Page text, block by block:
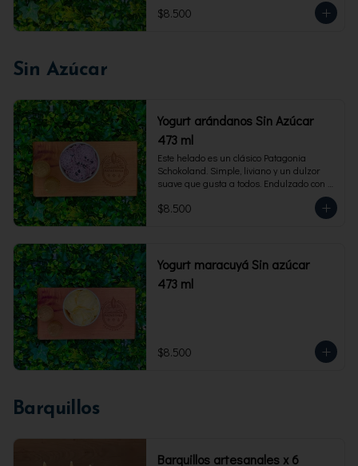
473 ml. Rinde 4 porciones.
$8.500
Sin Azúcar
Yogurt arándanos Sin Azúcar
473 ml
Este helado es un clásico Patagonia
Schokoland. Simple, liviano y un dulzor
suave que gusta a todos. Endulzado con
fructosa.Envase familiar 473 ml. Rinde 4
porciones.
$8.500
Yogurt maracuyá Sin azúcar
473 ml
$8.500
Barquillos
Barquillos artesanales x 6